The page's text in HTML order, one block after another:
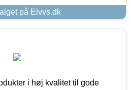
på Elvvs.dk
i høj kvalitet til gode